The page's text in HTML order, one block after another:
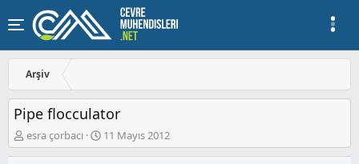
Arşiv
Pipe flocculator
K
o
esra çorbacı
B
a
11 Mayıs 2012